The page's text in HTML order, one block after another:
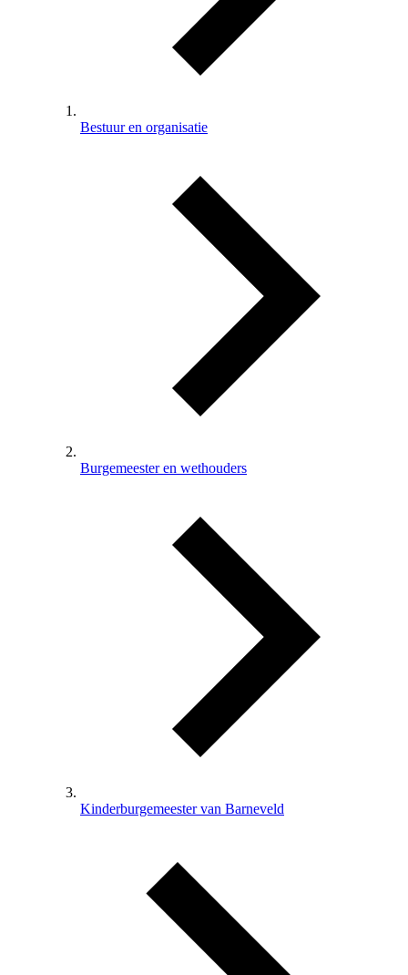
Bestuur en organisatie
Burgemeester en wethouders
Kinderburgemeester van Barneveld